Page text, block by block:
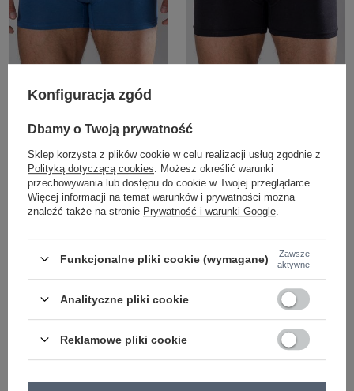
+1
Zaloguj się i zobacz cenę Zaloguj się i zobacz cenę
Konfiguracja zgód
Dbamy o Twoją prywatność
Sklep korzysta z plików cookie w celu realizacji usług zgodnie z
Polityką dotyczącą cookies . Możesz określić warunki
przechowywania lub dostępu do cookie w Twojej przeglądarce.
Więcej informacji na temat warunków i prywatności można
znaleźć także na stronie Prywatność i warunki Google
Funkcjonalne pliki cookie (wymagane)
Zawsze
aktywne
Analityczne pliki cookie
Reklamowe pliki cookie